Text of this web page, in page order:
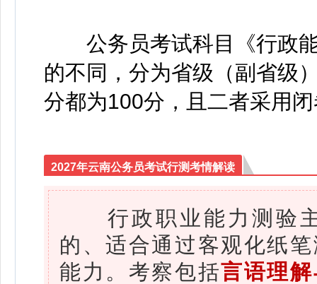
公务员考试科目《行政能
的不同，分为省级（副省级
分都为100分，且二者采用
2027年云南公务员考试行测考情解读
行政职业能力测验主
的、适合通过客观化纸
能力。考察包括言语理